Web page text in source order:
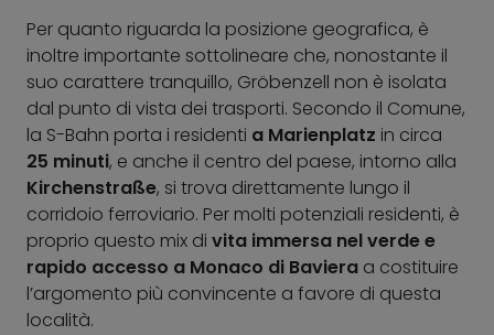
Per quanto riguarda la posizione geografica, è
inoltre importante sottolineare che, nonostante il
suo carattere tranquillo, Gröbenzell non è isolata
dal punto di vista dei trasporti. Secondo il Comune,
la S-Bahn porta i residenti a Marienplatz in circa
25 minuti, e anche il centro del paese, intorno alla
Kirchenstraße, si trova direttamente lungo il
corridoio ferroviario. Per molti potenziali residenti, è
proprio questo mix di vita immersa nel verde e
rapido accesso a Monaco di Baviera a costituire
l’argomento più convincente a favore di questa
località.